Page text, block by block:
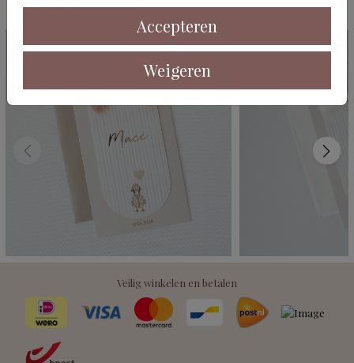
Accepteren
Weigeren
Deze kaarten vind je misschien ook leuk
Veilig winkelen en betalen